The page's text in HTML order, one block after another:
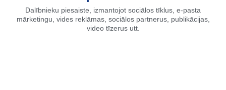
Dalībnieku piesaiste, izmantojot sociālos tīklus, e-pasta
mārketingu, vides reklāmas, sociālos partnerus, publikācijas,
video tīzerus utt.